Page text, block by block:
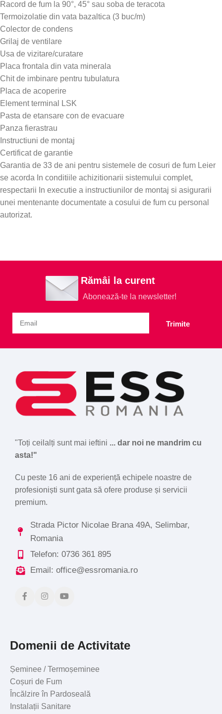
Racord de fum la 90°, 45° sau soba de teracota
Termoizolatie din vata bazaltica (3 buc/m)
Colector de condens
Grilaj de ventilare
Usa de vizitare/curatare
Placa frontala din vata minerala
Chit de imbinare pentru tubulatura
Placa de acoperire
Element terminal LSK
Pasta de etansare con de evacuare
Panza fierastrau
Instructiuni de montaj
Certificat de garantie
Garantia de 33 de ani pentru sistemele de cosuri de fum Leier
se acorda In conditiile achizitionarii sistemului complet,
respectarii In executie a instructiunilor de montaj si asigurarii
unei mentenante documentate a cosului de fum cu personal
autorizat.
Rămâi la curent
Abonează-te la newsletter!
Trimite
"Toți ceilalți sunt mai ieftini ... dar noi ne mandrim cu
asta!"
Cu peste 16 ani de experiență echipele noastre de
profesioniști sunt gata să ofere produse și servicii
premium.
Strada Pictor Nicolae Brana 49A, Selimbar,
Romania
Telefon: 0736 361 895
Email: office@essromania.ro
Domenii de Activitate
Șeminee / Termoșeminee
Coșuri de Fum
Încălzire în Pardoseală
Instalații Sanitare